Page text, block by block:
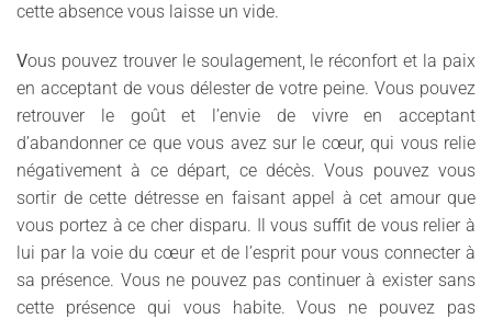
cette absence vous laisse un vide.
Vous pouvez trouver le soulagement, le réconfort et la paix
en acceptant de vous délester de votre peine. Vous pouvez
retrouver le goût et l’envie de vivre en acceptant
d’abandonner ce que vous avez sur le cœur, qui vous relie
négativement à ce départ, ce décès. Vous pouvez vous
sortir de cette détresse en faisant appel à cet amour que
vous portez à ce cher disparu. Il vous suffit de vous relier à
lui par la voie du cœur et de l’esprit pour vous connecter à
sa présence. Vous ne pouvez pas continuer à exister sans
cette présence qui vous habite. Vous ne pouvez pas